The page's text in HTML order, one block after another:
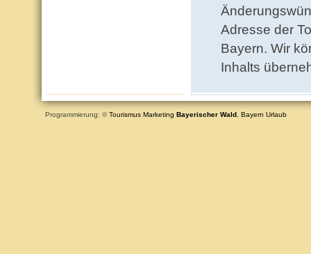
Adresse der
Bayern. Wir
Inhalts
Programmierung: ©Tourismus Marketing Bayerischer Wald Bayern Urlaub